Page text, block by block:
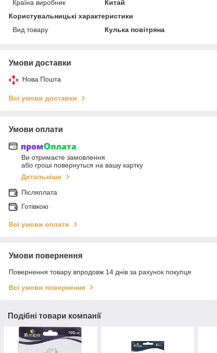
Країна виробник
Китай
Користувальницькі характеристики
Вид товару
Кулька повітряна
Умови доставки
Нова Пошта
Всі умови доставки
Умови оплати
Ви отримаєте замовлення
або гроші повернуться на вашу картку
Детальніше
Післяплата
Готівкою
Всі умови оплати
Умови повернення
Повернення товару впродовж 14 днів за рахунок покупця
Всі умови повернення
Подібні товари компанії